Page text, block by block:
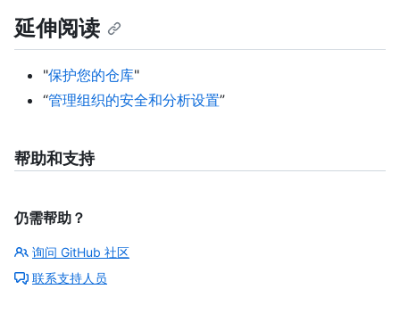
延伸阅读
"保护您的仓库"
“管理组织的安全和分析设置”
帮助和支持
仍需帮助？
询问 GitHub 社区
联系支持人员